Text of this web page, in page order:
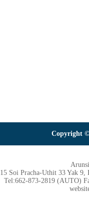
Copyright ©
15 Soi Pracha-Uthit 33 Yak
Tel:662-873-2819 (AUTO)